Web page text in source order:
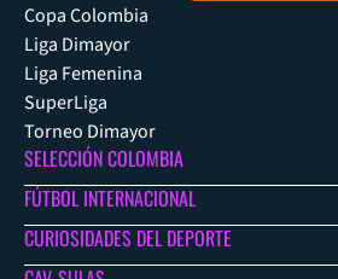
Copa Colombia
Liga Dimayor
Liga Femenina
SuperLiga
Torneo Dimayor
SELECCIÓN COLOMBIA
FÚTBOL INTERNACIONAL
CURIOSIDADES DEL DEPORTE